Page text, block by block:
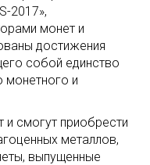
2017»,
монет и
достижения
собой единство
монетного и
и смогут приобрести
металлов,
выпущенные